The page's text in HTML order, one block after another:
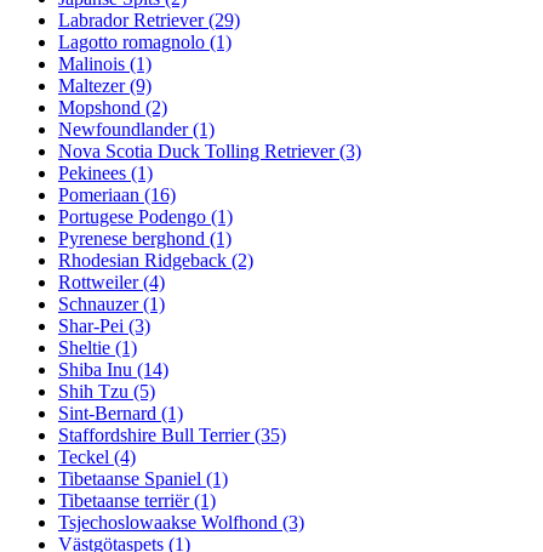
Labrador Retriever(29)
Lagotto romagnolo (1)
Malinois (1)
Maltezer(9)
Mopshond (2)
Newfoundlander(1)
Nova Scotia Duck Tolling Retriever(3)
Pekinees (1)
Pomeriaan (16)
Portugese Podengo (1)
Pyrenese berghond (1)
Rhodesian Ridgeback (2)
Rottweiler(4)
Schnauzer(1)
Shar-Pei (3)
Sheltie (1)
Shiba Inu (14)
Shih Tzu (5)
Sint-Bernard (1)
Staffordshire Bull Terrier(35)
Teckel (4)
Tibetaanse Spaniel (1)
Tibetaanse terriër(1)
Tsjechoslowaakse Wolfhond (3)
Västgötaspets (1)